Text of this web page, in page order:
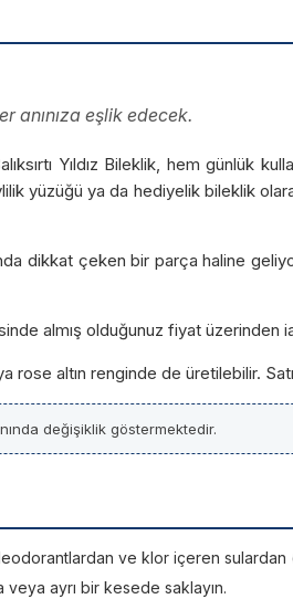
anınıza eşlik edecek.
Yıldız Bileklik, hem
yüzüğü ya da hediyelik bileklik
dikkat çeken bir parça haline
almış olduğunuz fiyat üzerinden
rose altın renginde de üretilebilir.
değişiklik göstermektedir.
ve klor içeren sulardan
veya ayrı bir kesede saklayın.